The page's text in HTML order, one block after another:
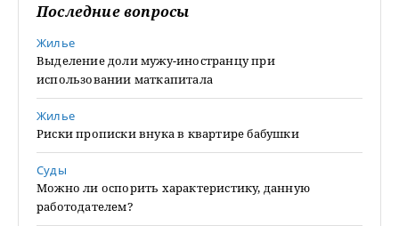
Последние вопросы
Жилье
Выделение доли мужу-иностранцу при
использовании маткапитала
Жилье
Риски прописки внука в квартире бабушки
Суды
Можно ли оспорить характеристику, данную
работодателем?